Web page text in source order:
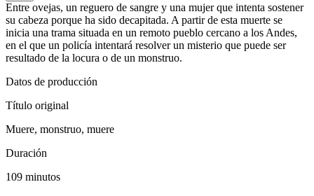
Entre ovejas, un reguero de sangre y una mujer que intenta sostener
su cabeza porque ha sido decapitada. A partir de esta muerte se
inicia una trama situada en un remoto pueblo cercano a los Andes,
en el que un policía intentará resolver un misterio que puede ser
resultado de la locura o de un monstruo.
Datos de producción
Título original
Muere, monstruo, muere
Duración
109 minutos